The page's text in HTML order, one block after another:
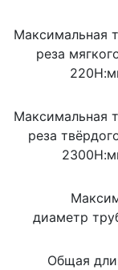
Максимальная
реза
Максимальная
реза
диаметр
Общая